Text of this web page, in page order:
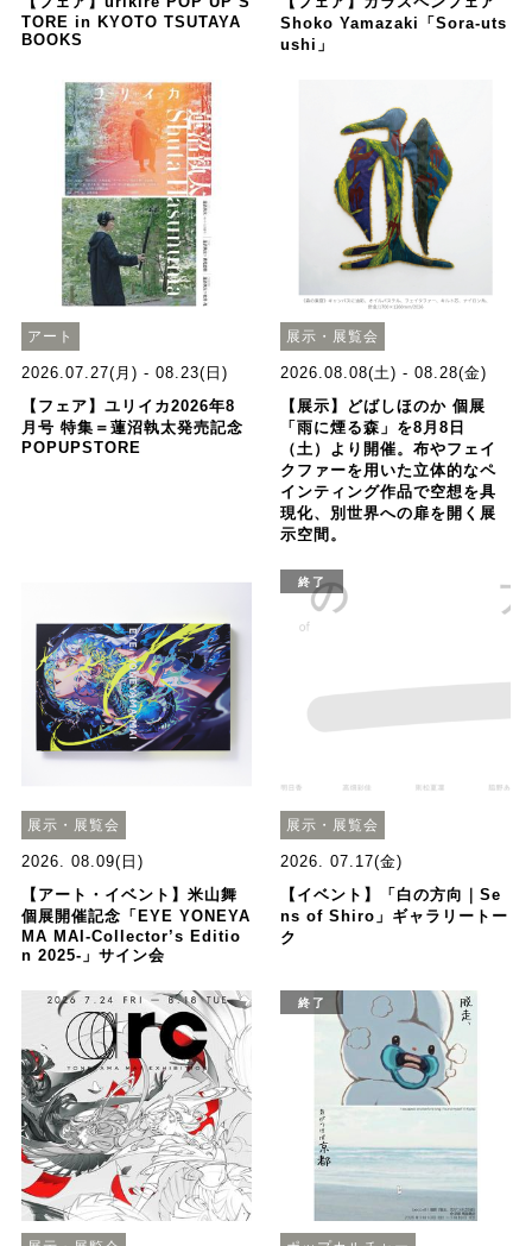
TORE in KYOTO TSUTAYA
BOOKS
Shoko Yamazaki「Sora-uts
ushi」
アート
2026.07.27(月) - 08.23(日)
【フェア】ユリイカ2026年8
月号 特集＝蓮沼執太発売記念
POPUPSTORE
展示・展覧会
2026.08.08(土) - 08.28(金)
【展示】どばしほのか 個展
「雨に煙る森」を8月8日
（土）より開催。布やフェイ
クファーを用いた立体的なペ
インティング作品で空想を具
現化、別世界への扉を開く展
示空間。
展示・展覧会
2026. 08.09(日)
【アート・イベント】米山舞
個展開催記念「EYE YONEYA
MA MAI-Collector’s Editio
n 2025-」サイン会
終了
展示・展覧会
2026. 07.17(金)
【イベント】「白の方向｜Se
ns of Shiro」ギャラリートー
ク
終了